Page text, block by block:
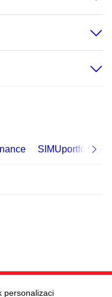
SIMUportfolio
personalizaci